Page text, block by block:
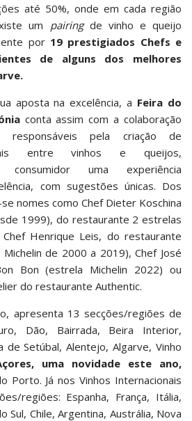
até 50%, onde em cada região
um pairingde vinho e queijo
por 19 prestigiados Chefs e
de alguns dos melhores
aposta na excelência, a Feira do
conta assim com a colaboração
responsáveis pela criação de
entre vinhos e queijos,
consumidor uma experiência
com sugestões únicas. Dos
nomes como Chef Dieter Koschina
1999), do restaurante 2 estrelas
Chef Henrique Leis, do restaurante
de 2000 a 2019), Chef José
Bon (estrela Michelin 2022) ou
do restaurante Authentic.
apresenta 13 secções/regiões de
Dão, Bairrada, Beira Interior,
de Setúbal, Alentejo, Algarve, Vinho
uma novidade este ano,
Porto. Já nos Vinhos Internacionais
regiões: Espanha, França, Itália,
Sul, Chile, Argentina, Austrália, Nova